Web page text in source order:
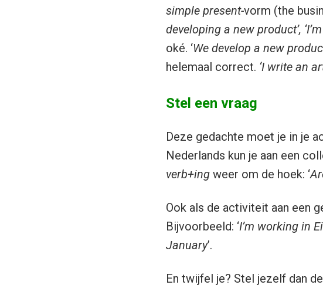
simple present-vorm (the
developing a new product’,
oké. ‘We develop a new
helemaal correct. ‘I write an
Stel een vraag
Deze gedachte moet je in je
Nederlands kun je aan een
verb+ing weer om de hoek: ‘
Ook als de activiteit aan een
Bijvoorbeeld: ‘I’m working in
January’.
En twijfel je? Stel jezelf dan